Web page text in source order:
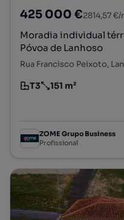
425 000 €2814,57 €/
Moradia individual
Póvoa de Lanhoso
Rua Francisco Peixoto,
Tipologia
T3
Preço por metro
151 m²
ZOME Grupo Business
Profissional